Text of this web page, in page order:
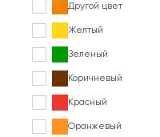
Другой цвет
Желтый
Зеленый
Коричневый
Красный
Оранжевый